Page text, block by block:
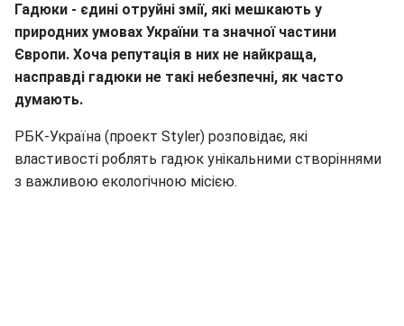
Гадюки - єдині отруйні змії, які мешкають у
природних умовах України та значної частини
Європи. Хоча репутація в них не найкраща,
насправді гадюки не такі небезпечні, як часто
думають.
РБК-Україна (проект Styler) розповідає, які
властивості роблять гадюк унікальними створіннями
з важливою екологічною місією.